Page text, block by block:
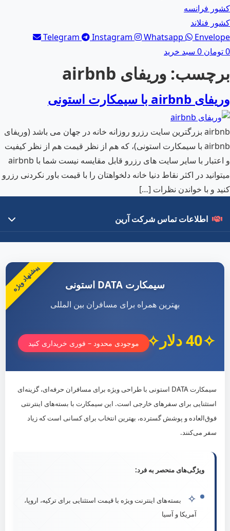
کشور فرانسه
کشور فنلاند
Telegram
Instagram Whatsapp
Envelope
0تومان 0 سبد خرید
برچسب: وریفای airbnb
وریفای airbnb با سیمکارت استونی
airbnb بزرگترین سایت رزرو روزانه خانه در جهان می باشد (وریفای
airbnb با سیمکارت استونی)، که هم از نظر قیمت هم از نظر کیفیت
و اعتبار با سایر سایت های رزرو قابل مقایسه نیست شما با airbnb
میتوانید در اکثر نقاط دنیا خانه دلخواهتان را با قیمت باور نکردنی رزرو
کنید و با خواندن نظرات […]
اطلاعات تماس شرکت آرین
با ۱۵ سال تجربه در تبادلات مالی بین‌المللی، بهترین خدمات را با قیمت
لینک‌های مهم
مقالات آموزشی
تماس با ما
021-22535250
0912-2270234
تهران، بزرگراه رسالت
© شرکت بین‌المللی تجارت ارس الکترونیک آرین | مدیریت: آقای صفائی
پیشنهاد ویژه سیمکارت DATA استونی
بهترین همراه برای مسافران بین المللی
40 دلار موجودی محدود – فوری خریداری کنید
سیمکارت DATA استونی با طراحی ویژه برای مسافران حرفه‌ای، گزینه‌ای
استثنایی برای سفرهای خارجی است. این سیمکارت با بسته‌های اینترنتی
فوق‌العاده و پوشش گسترده، بهترین انتخاب برای کسانی است که زیاد
سفر می‌کنند.
ویژگی‌های منحصر به فرد:
✧
بسته‌های اینترنت ویژه با قیمت استثنایی برای ترکیه، اروپا،
آمریکا و آسیا